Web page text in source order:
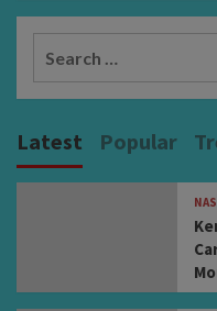
Latest Popular